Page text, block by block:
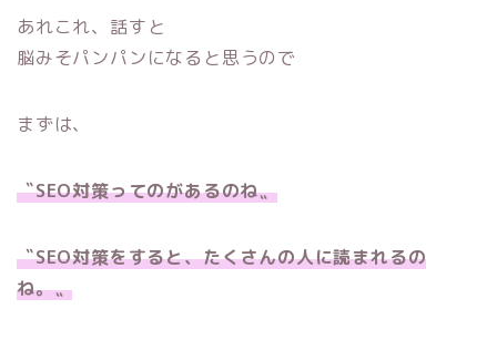
あれこれ、話すと
脳みそパンパンになると思うので
まずは、
〝SEO対策ってのがあるのね〟
〝SEO対策をすると、たくさんの人に読まれるの
ね。〟